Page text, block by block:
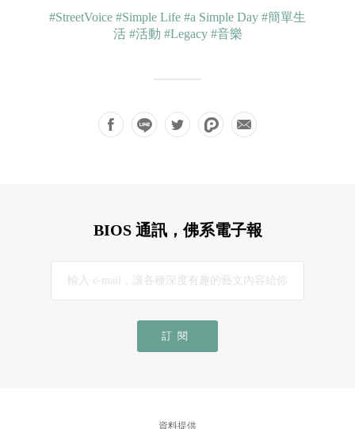
#StreetVoice #Simple Life #a Simple Day #簡單生
活 #活動 #Legacy #音樂
BIOS 通訊，佛系電子報
訂閱
資料提供